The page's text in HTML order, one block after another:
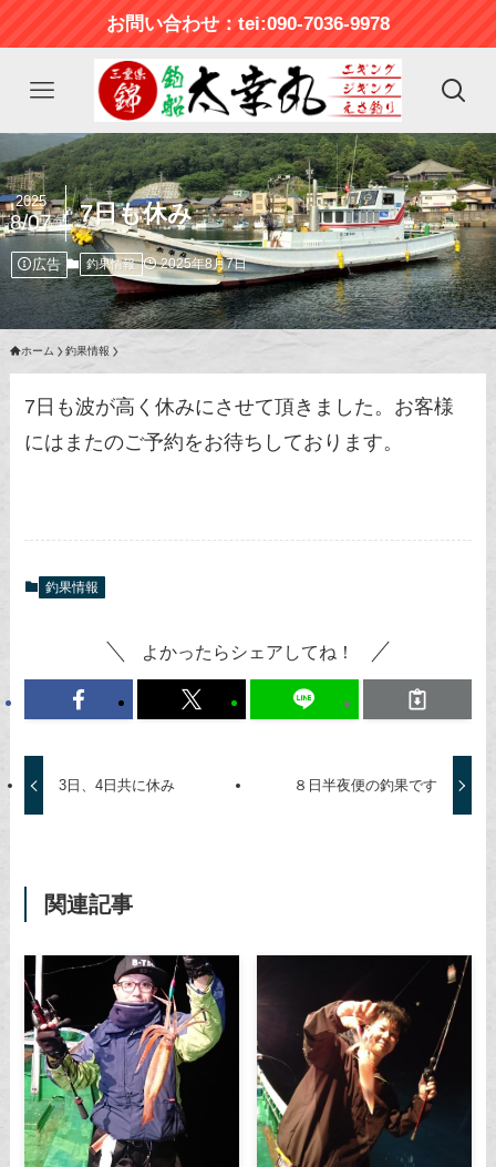
お問い合わせ：tei:090-7036-9978
7日も休み
2025
8/07
広告 釣果情報 2025年8月7日
ホーム 釣果情報
7日も波が高く休みにさせて頂きました。お客様
にはまたのご予約をお待ちしております。
釣果情報
よかったらシェアしてね！
3日、4日共に休み ８日半夜便の釣果です
関連記事